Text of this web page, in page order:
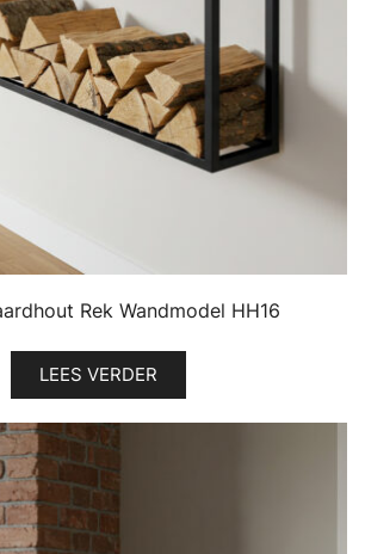
Rek Wandmodel HH16
LEES VERDER